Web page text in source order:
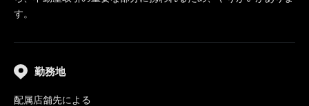
す。
勤務地
配属店舗先による